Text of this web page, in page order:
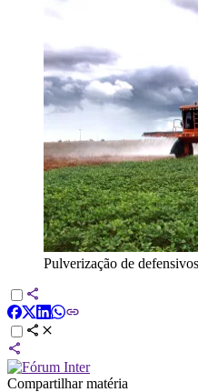
Pulverização de defensivos
Compartilhar matéria